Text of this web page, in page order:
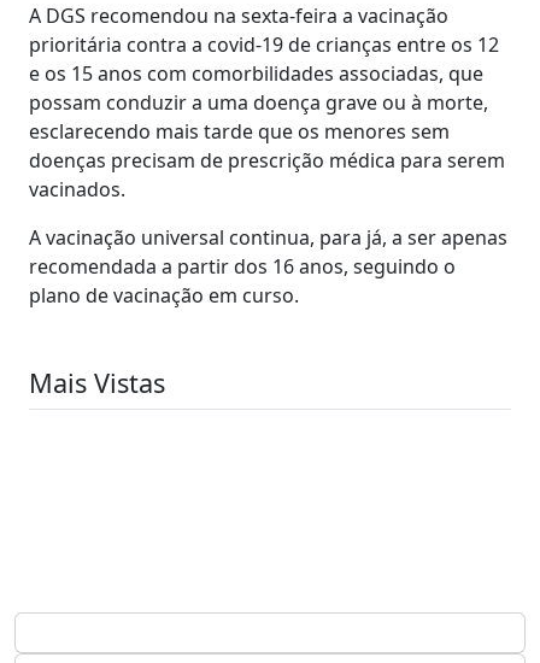
A DGS recomendou na sexta-feira a vacinação
prioritária contra a covid-19 de crianças entre os 12
e os 15 anos com comorbilidades associadas, que
possam conduzir a uma doença grave ou à morte,
esclarecendo mais tarde que os menores sem
doenças precisam de prescrição médica para serem
vacinados.
A vacinação universal continua, para já, a ser apenas
recomendada a partir dos 16 anos, seguindo o
plano de vacinação em curso.
Mais Vistas